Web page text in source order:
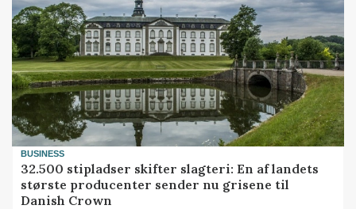
BUSINESS
32.500 stipladser skifter slagteri: En af landets
største producenter sender nu grisene til
Danish Crown